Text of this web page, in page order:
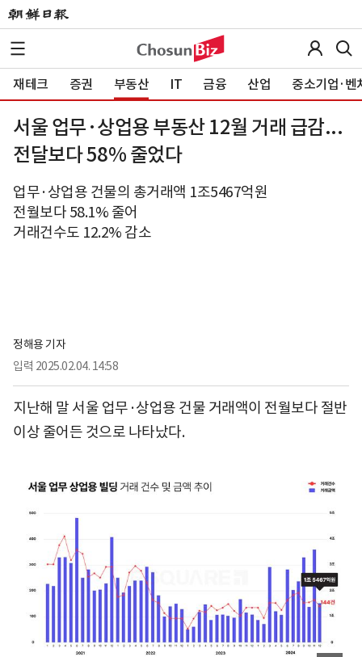
재테크 증권 부동산 IT 금융 산업 중소기업·벤
서울 업무·상업용 부동산 12월 거래 급감...
전달보다 58% 줄었다
업무·상업용 건물의 총거래액 1조5467억원
전월보다 58.1% 줄어
거래건수도 12.2% 감소
정해용 기자
입력 2025.02.04. 14:58
지난해 말 서울 업무·상업용 건물 거래액이 전월보다 절반
이상 줄어든 것으로 나타났다.